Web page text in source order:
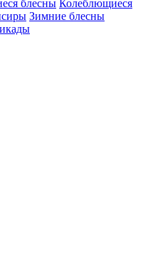
блесны Колеблющиеся
Зимние блесны